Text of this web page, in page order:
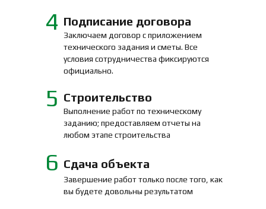
Подписание договора
Заключаем договор с приложением
технического задания и сметы. Все
условия сотрудничества фиксируются
официально.
4
Сдача объекта
Завершение работ только после того, как
вы будете довольны результатом
6
Строительство
Выполнение работ по техническому
заданию; предоставляем отчеты на
любом этапе строительства
5